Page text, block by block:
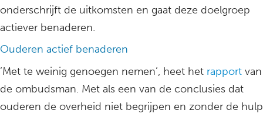
onderschrijft de uitkomsten en gaat deze doelgroep
actiever benaderen.
Ouderen actief benaderen
’Met te weinig genoegen nemen’, heet het rapport van
de ombudsman. Met als een van de conclusies dat
ouderen de overheid niet begrijpen en zonder de hulp